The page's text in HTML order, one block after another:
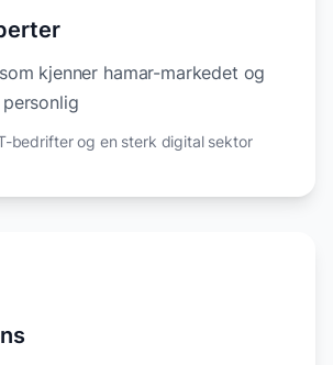
kjenner hamar-markedet og
bedrifter og en sterk digital sektor